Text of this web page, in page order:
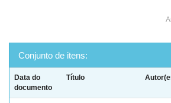
Conjunto de itens:
Data do
documento
Título